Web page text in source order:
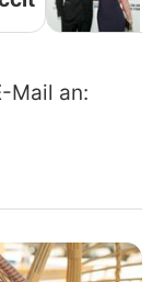
Mail an: